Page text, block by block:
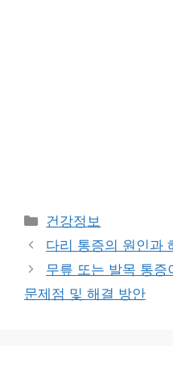
Categories
건강정보
다리 통증의 원인과
무릎 또는 발목 통증
문제점 및 해결 방안